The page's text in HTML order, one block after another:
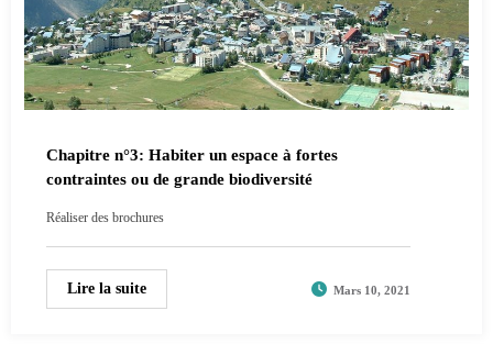
Chapitre n°3: Habiter un espace à fortes
contraintes ou de grande biodiversité
Réaliser des brochures
Lire la suite Mars 10, 2021